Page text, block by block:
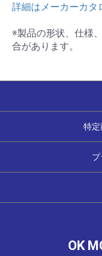
詳細はメーカーカタ
※製品の形状、仕様
合があります。
特定
OK